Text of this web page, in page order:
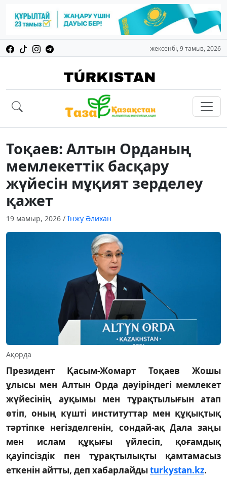
жексенбі, 9 тамыз, 2026
Тоқаев: Алтын Орданың
мемлекеттік басқару
жүйесін мұқият зерделеу
қажет
19 мамыр, 2026 / Інжу Әлихан
Ақорда
Президент Қасым-Жомарт Тоқаев Жошы
ұлысы мен Алтын Орда дәуіріндегі мемлекет
жүйесінің ауқымы мен тұрақтылығын атап
өтіп, оның күшті институттар мен құқықтық
тәртіпке негізделгенін, сондай-ақ Дала заңы
мен ислам құқығы үйлесіп, қоғамдық
қауіпсіздік пен тұрақтылықты қамтамасыз
еткенін айтты, деп хабарлайдыturkystan.kz.